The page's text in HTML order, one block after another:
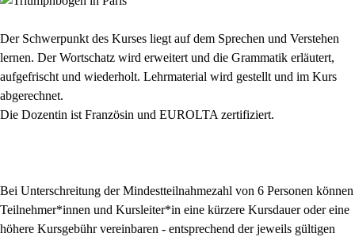
Der Schwerpunkt des Kurses liegt auf dem Sprechen und Verstehen
lernen. Der Wortschatz wird erweitert und die Grammatik erläutert,
aufgefrischt und wiederholt. Lehrmaterial wird gestellt und im Kurs
abgerechnet.
Die Dozentin ist Französin und EUROLTA zertifiziert.
Bei Unterschreitung der Mindestteilnahmezahl von 6 Personen können
Teilnehmer*innen und Kursleiter*in eine kürzere Kursdauer oder eine
höhere Kursgebühr vereinbaren - entsprechend der jeweils gültigen